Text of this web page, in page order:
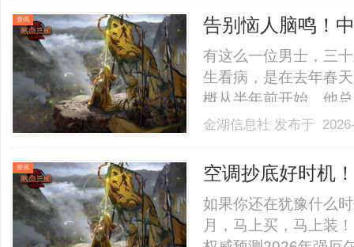
式半轴，通俗来讲，
件。.........
资讯 告别恼人脑鸣！
有这么一位男士，三
生看病，是在去年春
概从半年前开始，他
知了叫，一刻不停。
难以集中，刚想好的
严.........
金湖信息社 发布于
资讯 空调抄底好时机
如果你还在犹豫什么
月，马上买，马上装